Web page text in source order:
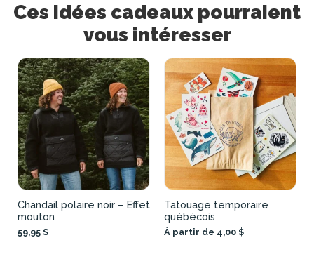
Ces idées cadeaux pourraient
vous intéresser
Chandail polaire noir – Effet
mouton
59,95 $
Tatouage temporaire
québécois
À partir de 4,00 $